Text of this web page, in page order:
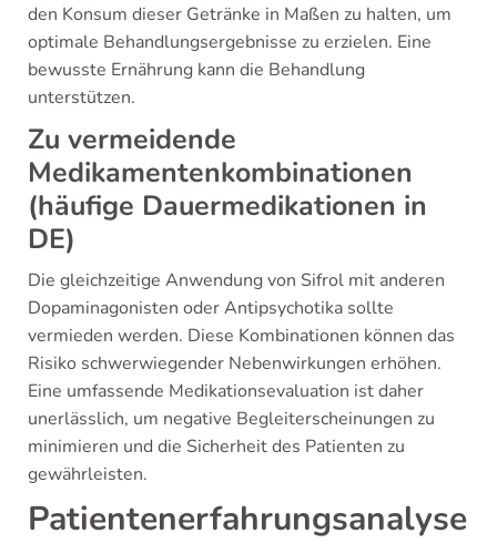
den Konsum dieser Getränke in Maßen zu halten, um
optimale Behandlungsergebnisse zu erzielen. Eine
bewusste Ernährung kann die Behandlung
unterstützen.
Zu vermeidende
Medikamentenkombinationen
(häufige Dauermedikationen in
DE)
Die gleichzeitige Anwendung von Sifrol mit anderen
Dopaminagonisten oder Antipsychotika sollte
vermieden werden. Diese Kombinationen können das
Risiko schwerwiegender Nebenwirkungen erhöhen.
Eine umfassende Medikationsevaluation ist daher
unerlässlich, um negative Begleiterscheinungen zu
minimieren und die Sicherheit des Patienten zu
gewährleisten.
Patientenerfahrungsanalyse